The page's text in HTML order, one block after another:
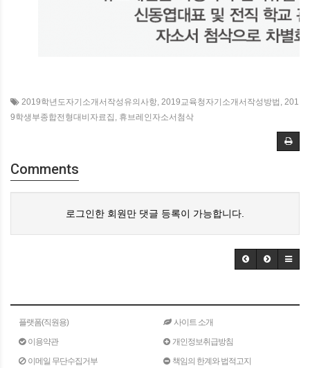
2019학년도자기소개서작성유의사항, 2019교육청자기소개서작성방법 , 201
9학생부종합전형대비자료집 , 휴브레인자소서첨삭
Comments
로그인한 회원만 댓글 등록이 가능합니다.
플랫폼(직원용)
사이트 소개
이용약관
개인정보취급방침
이메일 무단수집거부
책임의 한계와 법적고지